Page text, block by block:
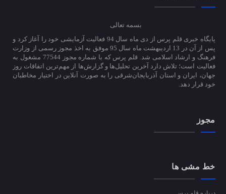
بسمه تعالی
پایگاه خبری قلم پرس از دی ماه سال 94 فعالیت آزمایشی خود را آغاز کرد و
پس از آن در 13 اردیبهشت ماه سال 95 موفق به اخذ مجوز رسمی از وزارت
فرهنگ و ارشاد اسلامی شد. قلم پرس که با شماره مجوز 77544 مشغول به
فعالیت است؛ تلاش دارد آخرین تحلیل‌ها و گزارش‌ها از مهم‌ترین اتفاقات روز
جهان، ایران و استان آذربایجان‌شرقی را به صورت آنلاین در اختیار مخاطبان
خود قرار دهد.
مجوز
خط مشی ها